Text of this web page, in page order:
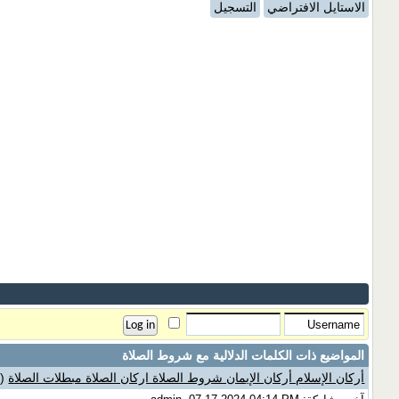
الاستايل الافتراضي
التسجيل
المواضيع ذات الكلمات الدلالية مع شروط الصلاة
أركان الإسلام أركان الإيمان شروط الصلاة اركان الصلاة مبطلات الصلاة (0 مشاركات)